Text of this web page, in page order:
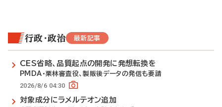
行政・政治 最新記事
CES省略、品質起点の開発に発想転換を
PMDA・栗林審査役、製販後データの発信も要請
2026/8/6 04:30
対象成分にラメルテオン追加